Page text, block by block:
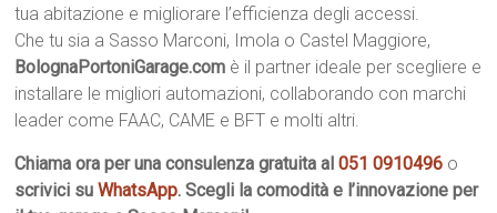
tua abitazione e migliorare l’efficienza degli accessi.
Che tu sia a Sasso Marconi, Imola o Castel Maggiore,
BolognaPortoniGarage.com è il partner ideale per scegliere e
installare le migliori automazioni, collaborando con marchi
leader come FAAC, CAME e BFT e molti altri.
Chiama ora per una consulenza gratuita al051 0910496 o
scrivici suWhatsApp. Scegli la comodità e l’innovazione per